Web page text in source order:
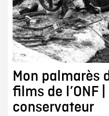
Mon palmarès
films de l’ONF
conservateur